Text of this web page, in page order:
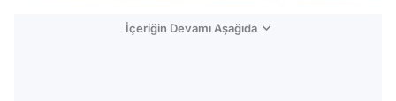
İçeriğin Devamı Aşağıda